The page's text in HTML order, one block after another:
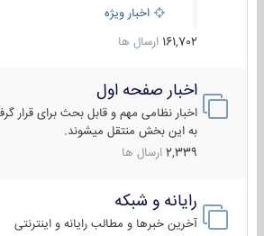
اخبار ویژه
161,702 ارسال ها
اخبار صفحه اول
اخبار نظامی مهم و قابل بحث برای قرار
به این بخش منتقل میشوند.
2,339 ارسال ها
رایانه و شبکه
آخرین خبرها و مطالب رایانه و اینترنتی